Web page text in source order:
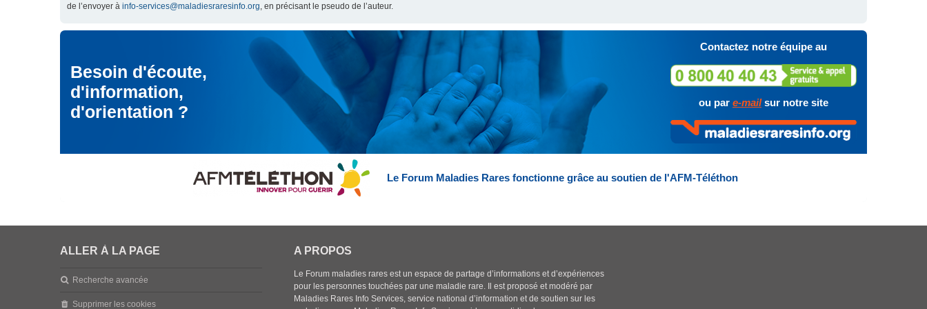
de l’envoyer à info-services@maladiesraresinfo.org, en précisant le pseudo de l’auteur.
Besoin d'écoute,
d'information,
d'orientation ?
Contactez notre équipe au
ou par e-mailsur notre site
Le Forum Maladies Rares fonctionne grâce au soutien de l'AFM-Téléthon
ALLER À LA PAGE
Recherche avancée
Supprimer les cookies
A PROPOS
Le Forum maladies rares est un espace de partage d’informations et d’expériences
pour les personnes touchées par une maladie rare. Il est proposé et modéré par
Maladies Rares Info Services, service national d’information et de soutien sur les